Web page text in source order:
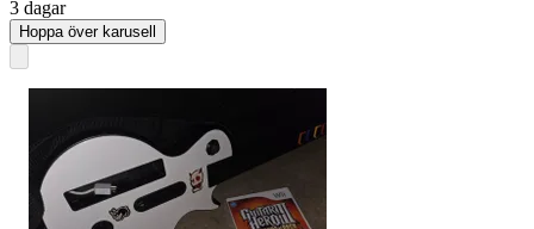
3 dagar
Hoppa över karusell